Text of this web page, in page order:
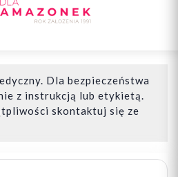
Dla bezpieczeństwa
z instrukcją lub etykietą.
skontaktuj się ze